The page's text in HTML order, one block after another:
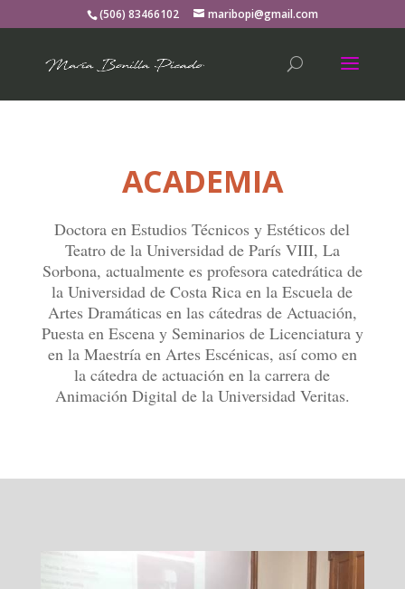
(506) 83466102 maribopi@gmail.com
ACADEMIA
Doctora en Estudios Técnicos y Estéticos del
Teatro de la Universidad de París VIII, La
Sorbona, actualmente es profesora catedrática de
la Universidad de Costa Rica en la Escuela de
Artes Dramáticas en las cátedras de Actuación,
Puesta en Escena y Seminarios de Licenciatura y
en la Maestría en Artes Escénicas, así como en
la cátedra de actuación en la carrera de
Animación Digital de la Universidad Veritas.